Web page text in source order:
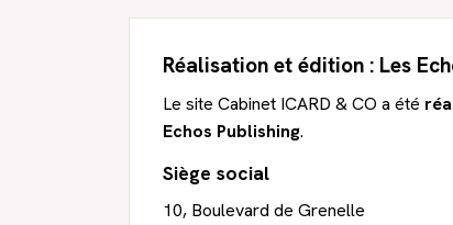
Réalisation et édition : Les
Le site Cabinet ICARD & CO a été
Echos Publishing.
Siège social
10, Boulevard de Grenelle